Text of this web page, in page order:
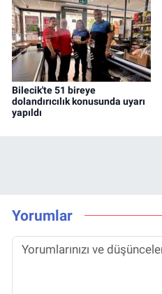
Bilecik'te 51 bireye
dolandırıcılık konusunda uyarı
yapıldı
Yorumlar